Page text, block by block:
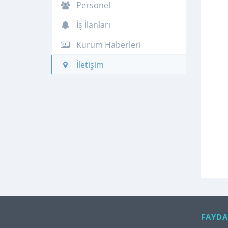
Personel
İş İlanları
Kurum Haberleri
İletişim